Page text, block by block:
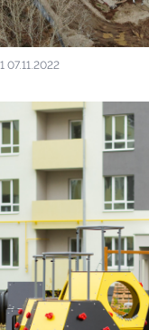
07.11.2022